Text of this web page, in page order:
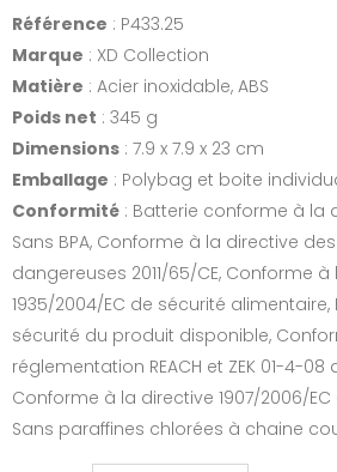
Référence : P433.25
Marque : XD Collection
Matière : Acier inoxidable, ABS
Poids net : 345 g
Dimensions : 7.9 x 7.9 x 23 cm
Emballage : Polybag et boite
Conformité : Batterie conforme à la
Sans BPA, Conforme à la directive
dangereuses 2011/65/CE, Conforme
1935/2004/EC de sécurité
sécurité du produit disponible,
réglementation REACH et ZEK 01-4-08
Conforme à la directive 1907/2006/EC
Sans paraffines chlorées à chaine